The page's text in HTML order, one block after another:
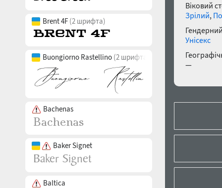
Brent 4F (2 шрифта)
Buongiorno Rastellino (2 шрифта)
Bachenas
Baker Signet
Baltica
Віковий
Зрілий,
Унісекс
—